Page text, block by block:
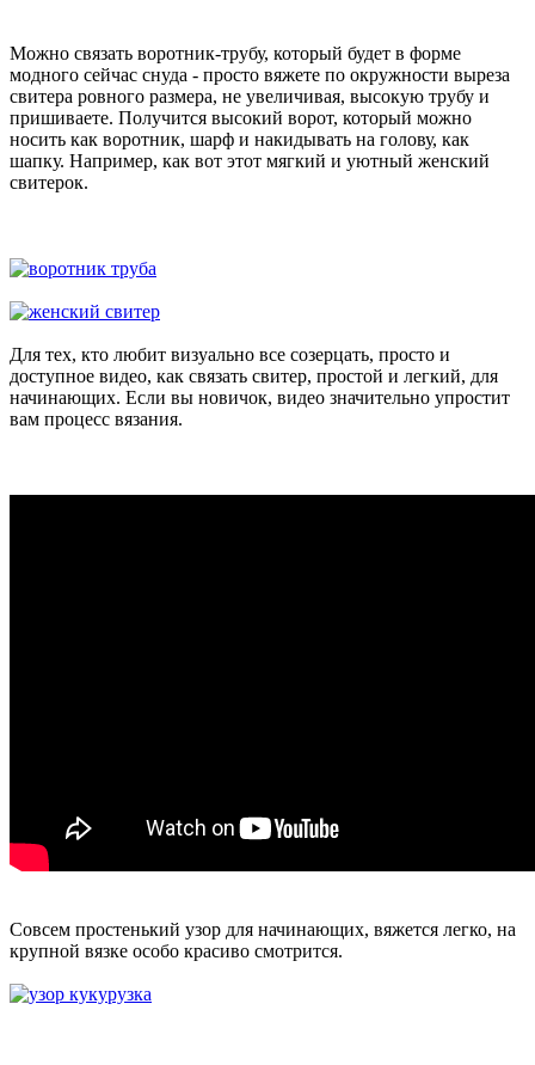
Можно связать воротник-трубу, который будет в форме
модного сейчас снуда - просто вяжете по окружности выреза
свитера ровного размера, не увеличивая, высокую трубу и
пришиваете. Получится высокий ворот, который можно
носить как воротник, шарф и накидывать на голову, как
шапку. Например, как вот этот мягкий и уютный женский
свитерок.
Для тех, кто любит визуально все созерцать, просто и
доступное видео, как связать свитер, простой и легкий, для
начинающих. Если вы новичок, видео значительно упростит
вам процесс вязания.
Совсем простенький узор для начинающих, вяжется легко, на
крупной вязке особо красиво смотрится.